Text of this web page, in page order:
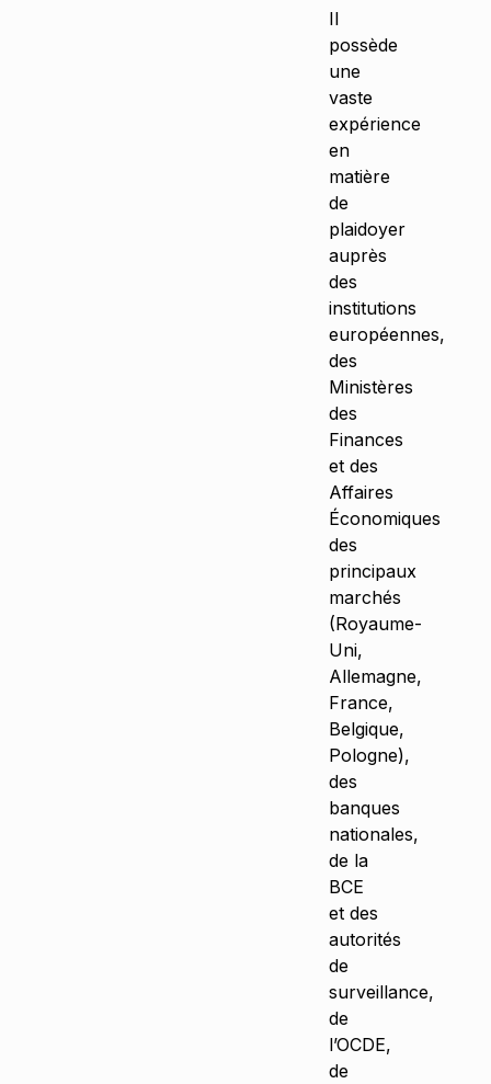
Il
possède
une
vaste
expérience
en
matière
de
plaidoyer
auprès
des
institutions
européennes,
des
Ministères
des
Finances
et des
Affaires
Économiques
des
principaux
marchés
(Royaume-
Uni,
Allemagne,
France,
Belgique,
Pologne),
des
banques
nationales,
de la
BCE
et des
autorités
de
surveillance,
de
l’OCDE,
de